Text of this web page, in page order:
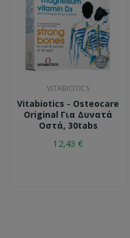
VITABIOTICS
Vitabiotics - Osteocare
Original Για Δυνατά
Οστά, 30tabs
12,43 €